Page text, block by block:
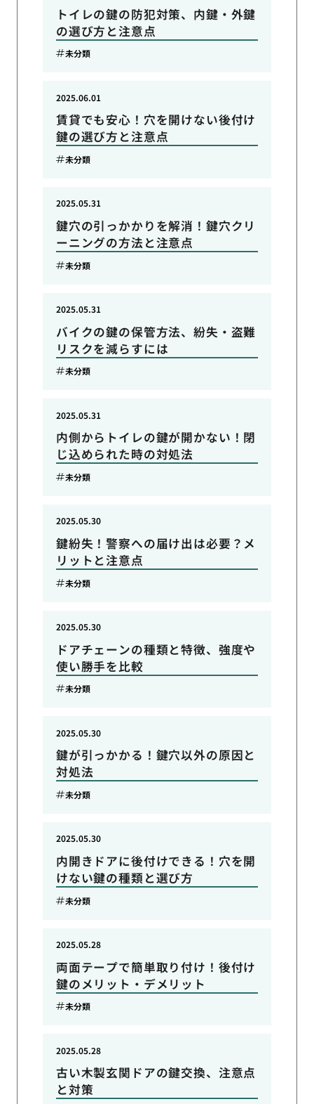
トイレの鍵の防犯対策、内鍵・外鍵
の選び方と注意点
未分類
賃貸でも安心！穴を開けない後付け
鍵の選び方と注意点
2025.06.01
未分類
鍵穴の引っかかりを解消！鍵穴クリ
ーニングの方法と注意点
2025.05.31
未分類
バイクの鍵の保管方法、紛失・盗難
リスクを減らすには
2025.05.31
未分類
内側からトイレの鍵が開かない！閉
じ込められた時の対処法
2025.05.31
未分類
鍵紛失！警察への届け出は必要？メ
リットと注意点
2025.05.30
未分類
ドアチェーンの種類と特徴、強度や
使い勝手を比較
2025.05.30
未分類
鍵が引っかかる！鍵穴以外の原因と
対処法
2025.05.30
未分類
内開きドアに後付けできる！穴を開
けない鍵の種類と選び方
2025.05.30
未分類
両面テープで簡単取り付け！後付け
鍵のメリット・デメリット
2025.05.28
未分類
古い木製玄関ドアの鍵交換、注意点
と対策
2025.05.28